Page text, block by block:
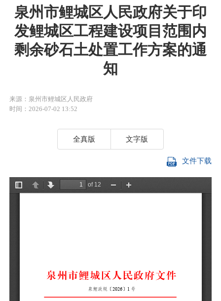
泉州市鲤城区人民政府关于印
发鲤城区工程建设项目范围内
剩余砂石土处置工作方案的通
知
来源：泉州市鲤城区人民政府
时间：2026-07-02 13:52
全真版 文字版
文件下载